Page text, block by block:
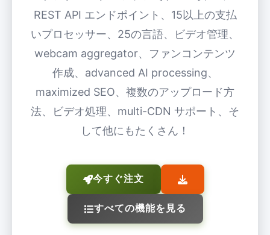
REST API エンドポイント、15以上の支払
いプロセッサー、25の言語、ビデオ管理、
webcam aggregator、ファンコンテンツ
作成、advanced AI processing、
maximized SEO、複数のアップロード方
法、ビデオ処理、multi-CDN サポート、そ
して他にもたくさん！
今すぐ注文
すべての機能を見る